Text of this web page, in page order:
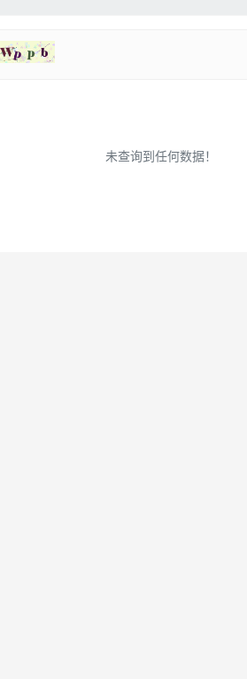
未查询到任何数据！